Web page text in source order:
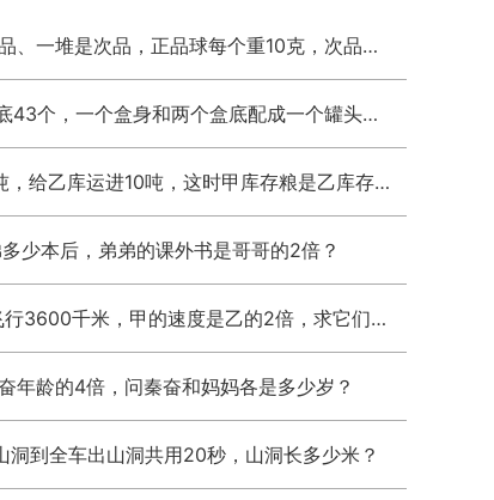
有4堆外表上一样的球，每堆4个。已知其中三堆是正品、一堆是次品，正品球每个重10克，次品球每个重11克，请你用天平只称一次，把是次品的那堆找出来。
用白铁皮做罐头盒，每张铁皮可制盒身16个，或制盒底43个，一个盒身和两个盒底配成一个罐头盒，现有150张铁皮，用多少张制盒身，多少张制盒底，才能使盒身与盒底正好配套？
甲乙两个粮库原来共存粮170吨，后来从甲库运出30吨，给乙库运进10吨，这时甲库存粮是乙库存粮的2倍，两个粮库原来各存粮多少吨？
少本后，弟弟的课外书是哥哥的2倍？
甲乙两架飞机同时从机场向相反方向飞行，3小时共飞行3600千米，甲的速度是乙的2倍，求它们的速度各是多少？
年龄的4倍，问秦奋和妈妈各是多少岁？
到全车出山洞共用20秒，山洞长多少米？